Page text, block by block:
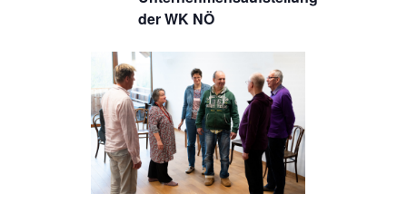
der WK NÖ